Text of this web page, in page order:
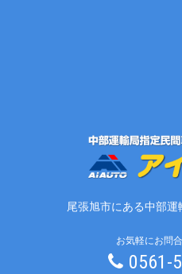
尾張旭市にある中部
お気軽にお問
0561-